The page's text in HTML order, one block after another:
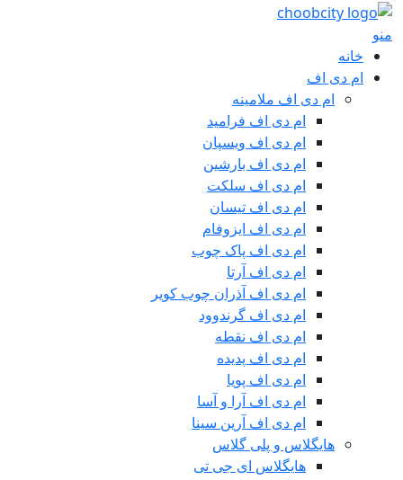
منو
خانه
ام دی اف
ام دی اف ملامینه
ام دی اف فرامید
ام دی اف ویسپان
ام دی اف بارشین
ام دی اف سلکت
ام دی اف تیسان
ام دی اف ایزوفام
ام دی اف پاک چوب
ام دی اف آرتا
ام دی اف آذران چوب کویر
ام دی اف گرندوود
ام دی اف نقطه
ام دی اف پدیده
ام دی اف پویا
ام دی اف آرا و آسا
ام دی اف آرین سینا
هایگلاس و پلی گلاس
هایگلاس ای جی تی